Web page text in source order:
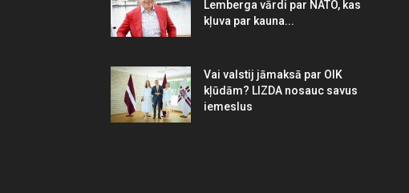
Lemberga vārdi par NATO, kas
kļuva par kauna...
Vai valstij jāmaksā par OIK
kļūdām? LIZDA nosauc savus
iemeslus